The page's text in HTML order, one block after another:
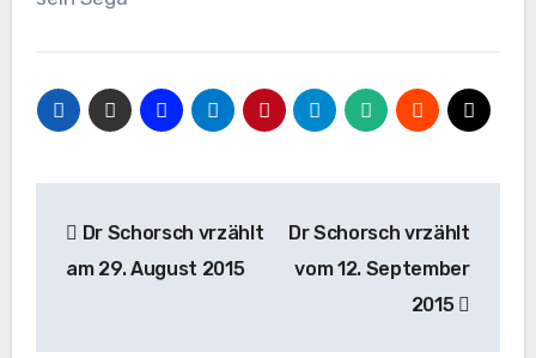
Dr Schorsch vrzählt
am 29. August 2015
Dr Schorsch vrzählt
vom 12. September
2015